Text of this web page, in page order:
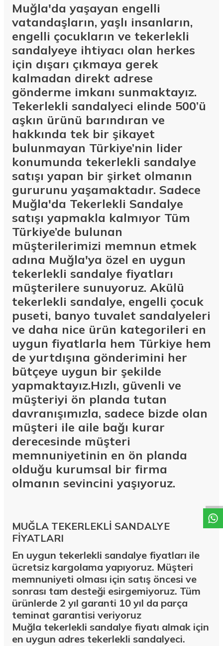
Muğla'da yaşayan engelli
vatandaşların, yaşlı insanların,
engelli çocukların ve tekerlekli
sandalyeye ihtiyacı olan herkes
için dışarı çıkmaya gerek
kalmadan direkt adrese
gönderme imkanı sunmaktayız.
Tekerlekli sandalyeci elinde 500’ü
aşkın ürünü barındıran ve
hakkında tek bir şikayet
bulunmayan Türkiye’nin lider
konumunda tekerlekli sandalye
satışı yapan bir şirket olmanın
gururunu yaşamaktadır. Sadece
Muğla'da Tekerlekli Sandalye
satışı yapmakla kalmıyor Tüm
Türkiye’de bulunan
müşterilerimizi memnun etmek
adına Muğla'ya özel en uygun
tekerlekli sandalye fiyatları
müşterilere sunuyoruz. Akülü
tekerlekli sandalye, engelli çocuk
puseti, banyo tuvalet sandalyeleri
ve daha nice ürün kategorileri en
uygun fiyatlarla hem Türkiye hem
de yurtdışına gönderimini her
bütçeye uygun bir şekilde
yapmaktayız.Hızlı, güvenli ve
müşteriyi ön planda tutan
davranışımızla, sadece bizde olan
müşteri ile aile bağı kurar
derecesinde müşteri
memnuniyetinin en ön planda
olduğu kurumsal bir firma
olmanın sevincini yaşıyoruz.
MUĞLA TEKERLEKLİ SANDALYE
FİYATLARI
En uygun tekerlekli sandalye fiyatları ile
ücretsiz kargolama yapıyoruz. Müşteri
memnuniyeti olması için satış öncesi ve
sonrası tam desteği esirgemiyoruz. Tüm
ürünlerde 2 yıl garanti 10 yıl da parça
teminat garantisi veriyoruz
Muğla tekerlekli sandalye fiyatı almak için
en uygun adres tekerlekli sandalyeci.